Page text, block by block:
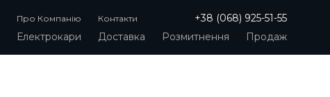
Про Компанію Контакти
+38 (068) 925-51-55
Електрокари Доставка Розмитнення Продаж